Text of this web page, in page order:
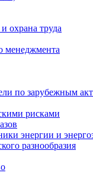
охрана труда
менеджмента
по зарубежным
рисками
энергии и
разнообразия